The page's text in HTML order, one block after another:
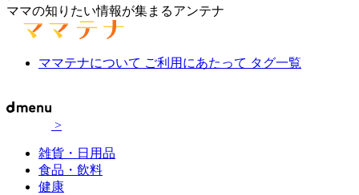
ママの知りたい情報が集まるアンテナ
ママテナについて ご利用にあたって タグ一覧
>
雑貨・日用品
食品・飲料
健康